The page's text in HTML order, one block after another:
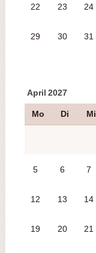
22 23 24
29 30 31
April 2027
Mo Di Mi
5 6 7
12 13 14
19 20 21